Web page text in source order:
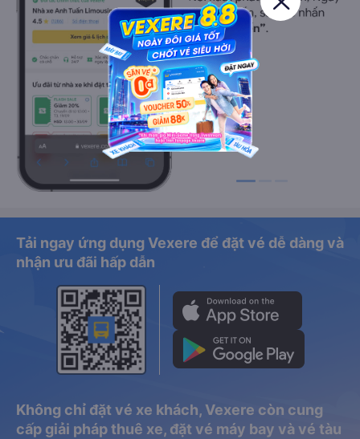
Tải ngay ứng dụng Vexere để đặt vé dễ dàng và
nhận ưu đãi hấp dẫn
Không chỉ đặt vé xe khách, Vexere còn cung
cấp giải pháp thuê xe, đặt vé máy bay và vé tàu